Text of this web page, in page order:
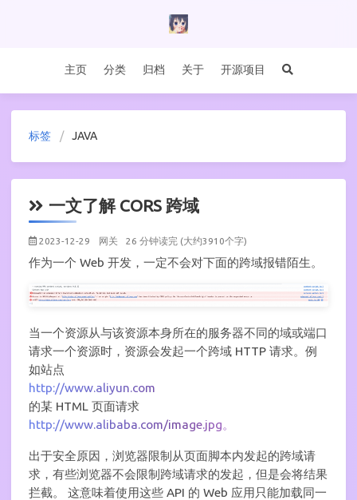
主页 分类 归档 关于 开源项目
标签 JAVA
一文了解 CORS 跨域
2023-12-29 网关 26 分钟读完 (大约3910个字)
作为一个 Web 开发，一定不会对下面的跨域报错陌生。
当一个资源从与该资源本身所在的服务器不同的域或端口
请求一个资源时，资源会发起一个跨域 HTTP 请求。例
如站点
http://www.aliyun.com
的某 HTML 页面请求
http://www.alibaba.com/image.jpg。
出于安全原因，浏览器限制从页面脚本内发起的跨域请
求，有些浏览器不会限制跨域请求的发起，但是会将结果
拦截。 这意味着使用这些 API 的 Web 应用只能加载同一